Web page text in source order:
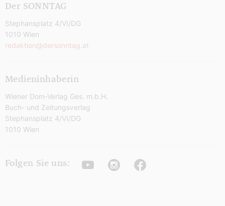
Der SONNTAG
Stephansplatz 4/VI/DG
1010 Wien
redaktion@dersonntag.at
Medieninhaberin
Wiener Dom-Verlag Ges. m.b.H.
Buch- und Zeitungsverlag
Stephansplatz 4/VI/DG
1010 Wien
Folgen Sie uns: YoutubeInstagramFacebook